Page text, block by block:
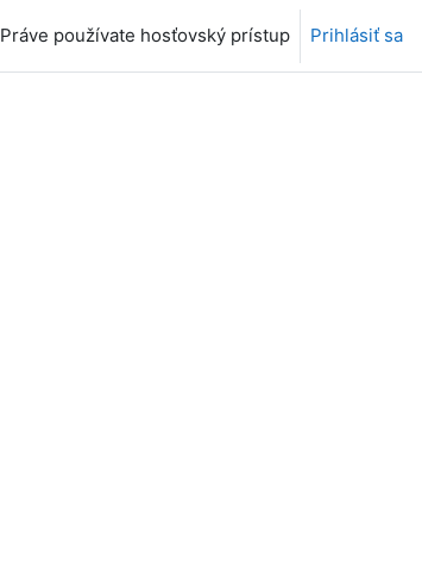
Práve používate hosťovský prístup Prihlásiť sa